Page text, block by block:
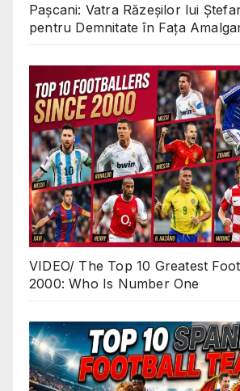
Pașcani: Vatra Răzeșilor lui
pentru Demnitate în Fața
VIDEO/ The Top 10 Greatest
2000: Who Is Number One